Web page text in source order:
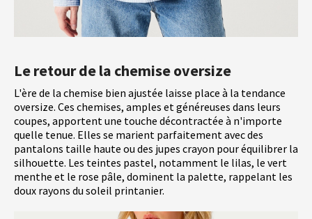
Le retour de la chemise oversize
L'ère de la chemise bien ajustée laisse place à la tendance
oversize. Ces chemises, amples et généreuses dans leurs
coupes, apportent une touche décontractée à n'importe
quelle tenue. Elles se marient parfaitement avec des
pantalons taille haute ou des jupes crayon pour équilibrer la
silhouette. Les teintes pastel, notamment le lilas, le vert
menthe et le rose pâle, dominent la palette, rappelant les
doux rayons du soleil printanier.